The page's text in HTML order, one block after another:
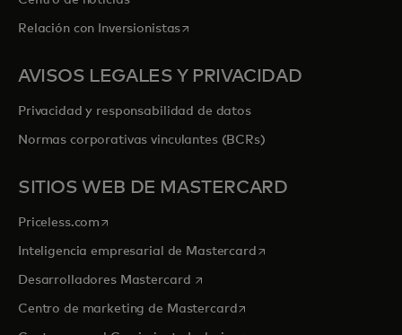
Relación con Inversionistasse abre en una pestaña nueva
AVISOS LEGALES Y PRIVACIDAD
Privacidad y responsabilidad de datos
Normas corporativas vinculantes (BCRs)
SITIOS WEB DE MASTERCARD
Priceless.com se abre en una pestaña nueva
Inteligencia empresarial de Mastercardse abre en una pestaña
Desarrolladores Mastercard se abre en una pestaña nueva
Centro de marketing de Mastercardse abre en una pestaña